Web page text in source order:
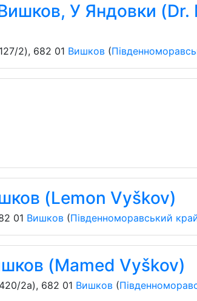
У Яндовки (Dr.
2), 682 01 Вишков (
(Lemon Vyškov)
01 Вишков (Південноморавський
(Mamed Vyškov)
2a), 682 01 Вишков (